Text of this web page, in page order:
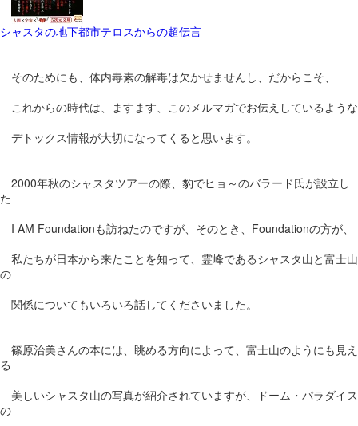
シャスタの地下都市テロスからの超伝言
そのためにも、体内毒素の解毒は欠かせませんし、だからこそ、
これからの時代は、ますます、このメルマガでお伝えしているような
デトックス情報が大切になってくると思います。
2000年秋のシャスタツアーの際、豹でヒョ～のバラード氏が設立し
た
I AM Foundationも訪ねたのですが、そのとき、Foundationの方が、
私たちが日本から来たことを知って、霊峰であるシャスタ山と富士山
の
関係についてもいろいろ話してくださいました。
篠原治美さんの本には、眺める方向によって、富士山のようにも見え
る
美しいシャスタ山の写真が紹介されていますが、ドーム・パラダイス
の